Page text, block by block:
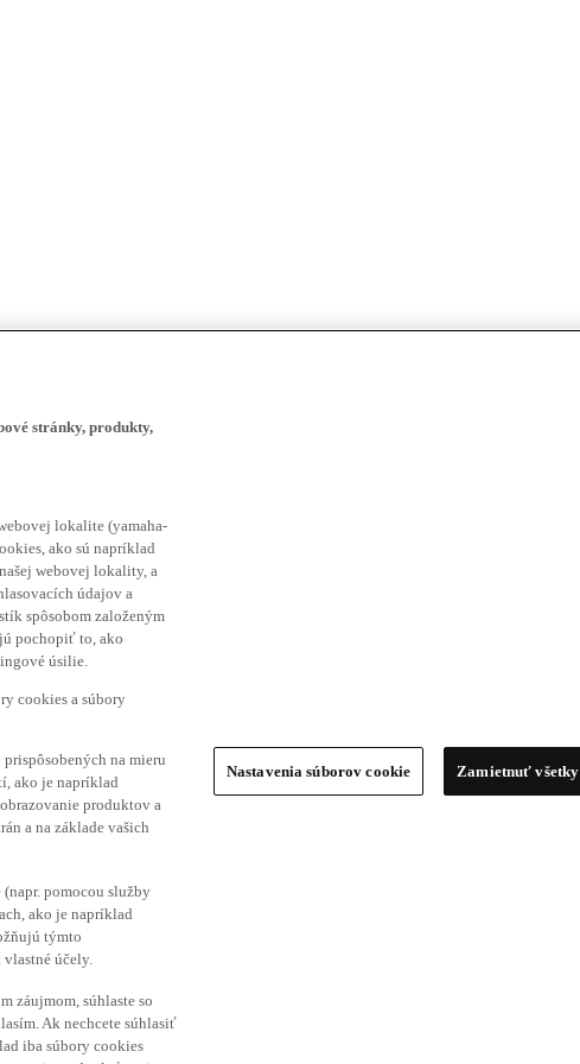
stránky, produkty,
lokalite (yamaha-
ako sú napríklad
webovej lokality, a
údajov a
spôsobom založeným
pochopiť to, ako
úsilie.
cookies a súbory
na mieru
ako je napríklad
produktov a
a na základe vašich
pomocou služby
ako je napríklad
týmto
účely.
záujmom, súhlaste so
Ak nechcete súhlasiť
iba súbory cookies
Nastavenia súborov cookie Zamietnuť všetky